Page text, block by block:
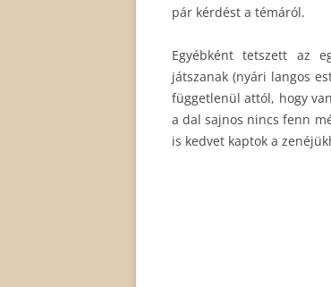
pár kérdést a témáról.
Egyébként tetszett az
játszanak (nyári langos
függetlenül attól, hogy
a dal sajnos nincs fenn
is kedvet kaptok a